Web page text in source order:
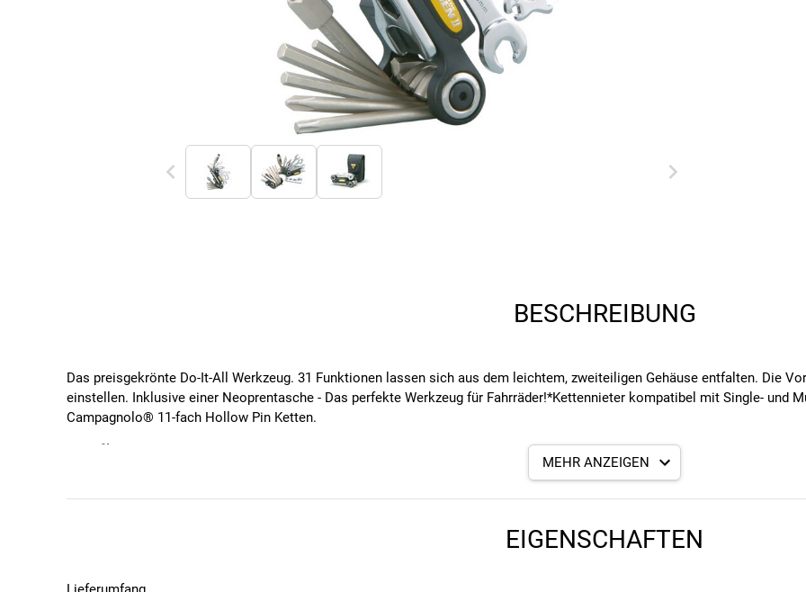
BESCHREIBUNG
Das preisgekrönte Do-It-All Werkzeug. 31 Funktionen lassen sich aus dem leichtem, zweiteiligen Gehäuse entfalten. Die
einstellen. Inklusive einer Neoprentasche - Das perfekte Werkzeug für Fahrräder!*Kettennieter kompatibel mit Single- und
Campagnolo® 11-fach Hollow Pin Ketten.
Inbus-Schlüssel: 2-L / 2,5 / 3 / 4 / 5 / 6 / 8 / 10 mm
Pedalschlüssel: Mini (für Notreparaturen)
MEHR ANZEIGEN
EIGENSCHAFTEN